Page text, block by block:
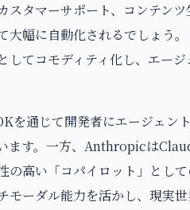
スタマーサポート、コンテン
大幅に自動化されるでしょう
してコモディティ化し、エー
を通じて開発者にエージェン
ます。一方、Anthropicは
の高い「コパイロット」とし
ーダル能力を活かし、現実